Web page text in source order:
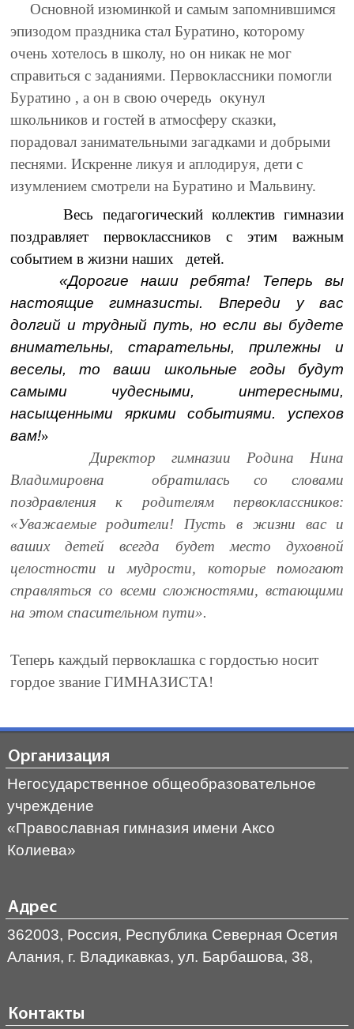
Основной изюминкой и самым запомнившимся
эпизодом праздника стал Буратино, которому
очень хотелось в школу, но он никак не мог
справиться с заданиями. Первоклассники помогли
Буратино , а он в свою очередь окунул
школьников и гостей в атмосферу сказки,
порадовал занимательными загадками и добрыми
песнями. Искренне ликуя и аплодируя, дети с
изумлением смотрели на Буратино и Мальвину.
Весь педагогический коллектив гимназии
поздравляет первоклассников с этим важным
событием в жизни наших детей.
«Дорогие наши ребята! Теперь вы
настоящие гимназисты. Впереди у вас
долгий и трудный путь, но если вы будете
внимательны, старательны, прилежны и
веселы, то ваши школьные годы будут
самыми чудесными, интересными,
насыщенными яркими событиями. успехов
вам!»
Директор гимназии Родина Нина
Владимировна обратилась со словами
поздравления к родителям первоклассников:
«Уважаемые родители! Пусть в жизни вас и
ваших детей всегда будет место духовной
целостности и мудрости, которые помогают
справляться со всеми сложностями, встающими
на этом спасительном пути».
Теперь каждый первоклашка с гордостью носит
гордое звание ГИМНАЗИСТА!
Организация
Негосударственное общеобразовательное
учреждение
«Православная гимназия имени Аксо
Колиева»
Адрес
362003, Россия, Республика Северная Осетия
Алания, г. Владикавказ, ул. Барбашова, 38,
Контакты